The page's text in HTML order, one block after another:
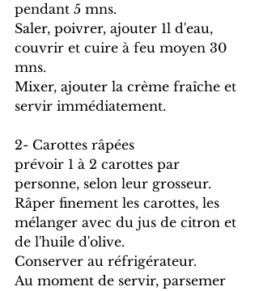
pendant 5 mns.
Saler, poivrer, ajouter 1l d'eau,
couvrir et cuire à feu moyen 30
mns.
Mixer, ajouter la crème fraîche et
servir immédiatement.
2- Carottes râpées
prévoir 1 à 2 carottes par
personne, selon leur grosseur.
Râper finement les carottes, les
mélanger avec du jus de citron et
de l'huile d'olive.
Conserver au réfrigérateur.
Au moment de servir, parsemer